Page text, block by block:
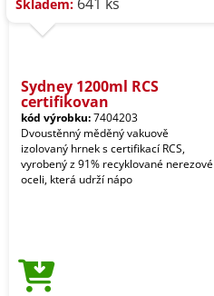
Skladem:
Sydney 1200ml RCS
certifikovan
kód výrobku:7404203
Dvoustěnný měděný vakuově
izolovaný hrnek s certifikací RCS,
vyrobený z 91% recyklované nerezové
oceli, která udrží nápo